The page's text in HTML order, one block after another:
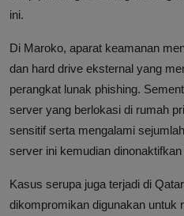
ini.
Di Maroko, aparat keamanan
dan hard drive eksternal yang
perangkat lunak phishing.
server yang berlokasi di rumah
sensitif serta mengalami
server ini kemudian
Kasus serupa juga terjadi di
dikompromikan digunakan untuk